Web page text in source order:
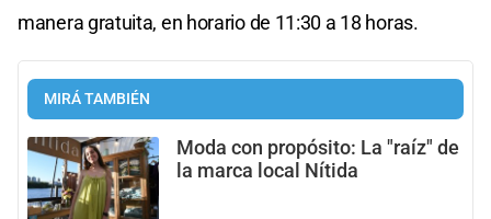
manera gratuita, en horario de 11:30 a 18 horas.
MIRÁ TAMBIÉN
Moda con propósito: La "raíz" de
la marca local Nítida